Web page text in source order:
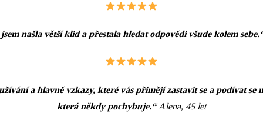
našla větší klid a přestala hledat odpovědi všude kolem
a hlavně vzkazy, které vás přimějí zastavit se a podívat se
která někdy pochybuje.“ Alena, 45 let